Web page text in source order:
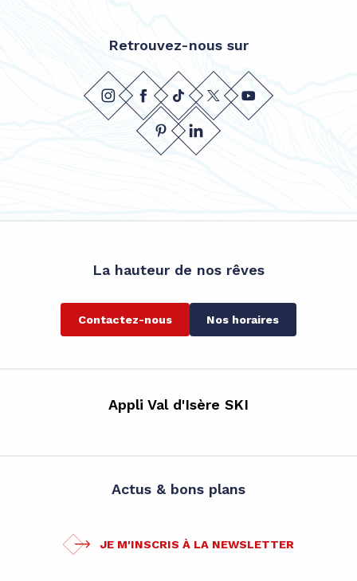
Retrouvez-nous sur
La hauteur de nos rêves
Contactez-nous Nos horaires
Appli Val d'Isère SKI
Actus & bons plans
JE M'INSCRIS À LA NEWSLETTER